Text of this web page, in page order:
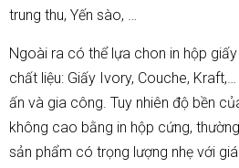
trung thu, Yến sào, …
Ngoài ra có thể lựa chon in hộp
chất liệu: Giấy Ivory, Couche,
ấn và gia công. Tuy nhiên độ bền
không cao bằng in hộp cứng,
sản phẩm có trọng lượng nhẹ với